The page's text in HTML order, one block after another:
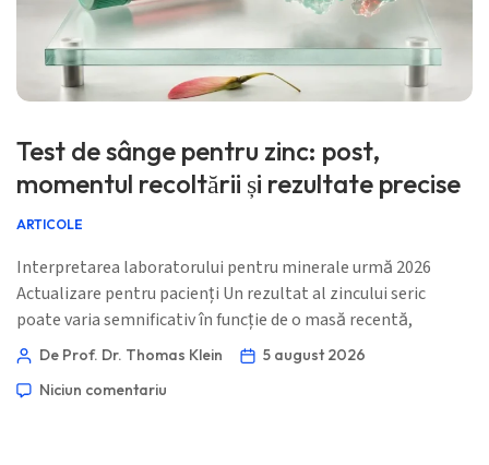
Test de sânge pentru zinc: post,
momentul recoltării și rezultate precise
ARTICOLE
Interpretarea laboratorului pentru minerale urmă 2026
Actualizare pentru pacienți Un rezultat al zincului seric
poate varia semnificativ în funcție de o masă recentă,
recoltarea după-amiaza, o boală acută, albumină scăzută
problemă reală de zinc de un artefact preanalitic înainte de a
De Prof. Dr. Thomas Klein
5 august 2026
Niciun comentariu